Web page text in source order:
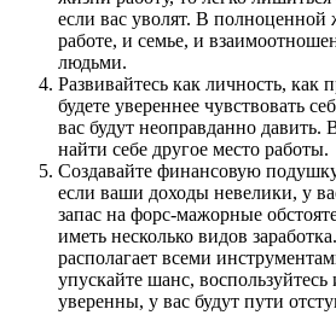
если вас уволят. В полноценной
работе, и семье, и
людьми.
Развивайтесь как личность, как
будете увереннее чувствовать
вас будут неоправданно давить.
найти себе другое место работы.
Создавайте финансовую
если ваши доходы невелики, у
запас на форс-мажорные
иметь несколько видов
располагает всеми
упускайте шанс,
уверенны, у вас будут пути